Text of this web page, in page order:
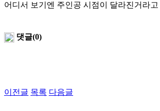
어디서 보기엔 주인공 시점이 달라진거라고
댓글(0)
이전글 목록 다음글